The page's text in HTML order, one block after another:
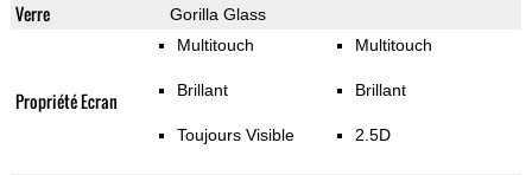
Verre Gorilla Glass
Propriété Ecran
Multitouch
Brillant
Toujours Visible
Multitouch
Brillant
2.5D